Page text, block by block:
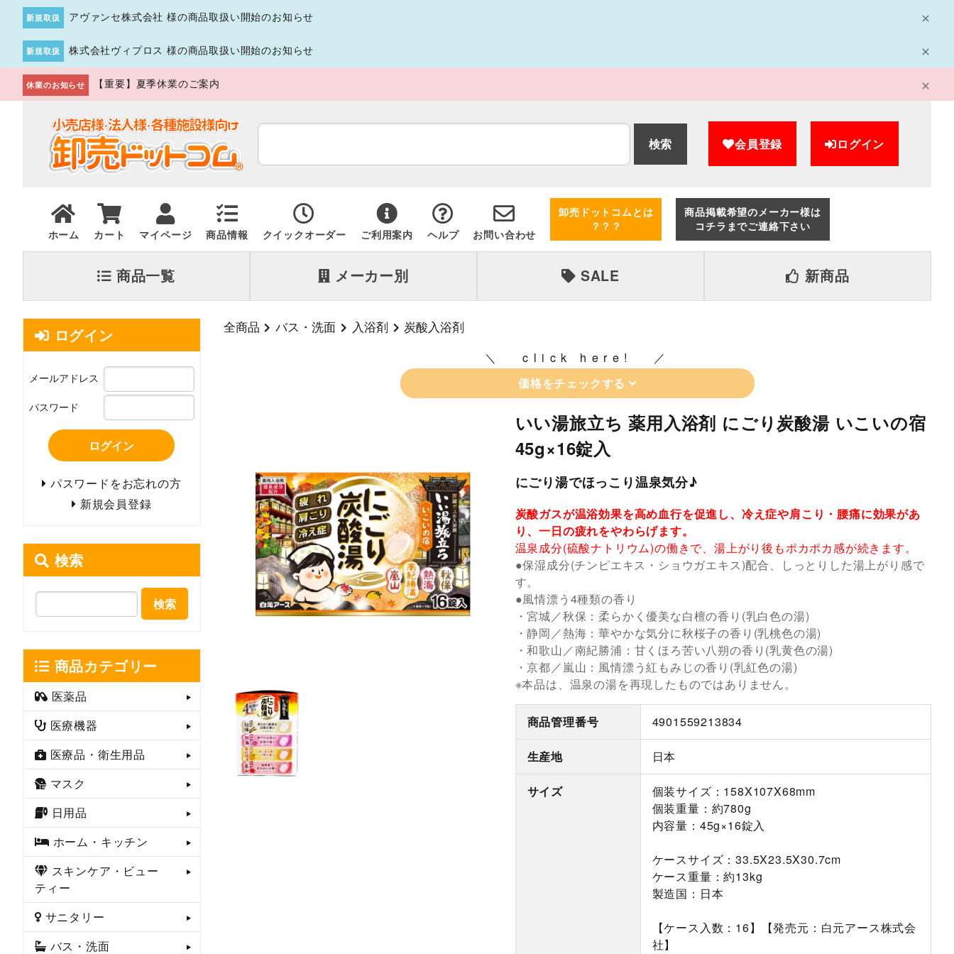
新規取扱 アヴァンセ株式会社 様の商品取扱い開始のお知らせ
新規取扱 株式会社ヴィプロス 様の商品取扱い開始のお知らせ
休業のお知らせ 【重要】夏季休業のご案内
検索 会員登録 ログイン
ホーム カート マイページ 商品情報 クイックオーダー ご利用案内 ヘルプ お問い合わせ
卸売ドットコムとは
？？？
商品掲載希望のメーカー様は
コチラまでご連絡下さい
商品一覧 メーカー別 SALE 新商品
全商品 バス・洗面 入浴剤 炭酸入浴剤
click here!
価格をチェックする
いい湯旅立ち 薬用入浴剤 にごり炭酸湯 いこいの宿
45g×16錠入
にごり湯でほっこり温泉気分♪
炭酸ガスが温浴効果を高め血行を促進し、冷え症や肩こり・腰痛に効果があ
り、一日の疲れをやわらげます。
温泉成分(硫酸ナトリウム)の働きで、湯上がり後もポカポカ感が続きます。
●保湿成分(チンピエキス・ショウガエキス)配合、しっとりした湯上がり感で
す。
●風情漂う4種類の香り
・宮城／秋保：柔らかく優美な白檀の香り(乳白色の湯)
・静岡／熱海：華やかな気分に秋桜子の香り(乳桃色の湯)
・和歌山／南紀勝浦：甘くほろ苦い八朔の香り(乳黄色の湯)
・京都／嵐山：風情漂う紅もみじの香り(乳紅色の湯)
※本品は、温泉の湯を再現したものではありません。
商品管理番号 4901559213834
生産地 日本
サイズ
個装サイズ：158X107X68mm
個装重量：約780g
内容量：45g×16錠入
ケースサイズ：33.5X23.5X30.7cm
ケース重量：約13kg
製造国：日本
【ケース入数：16】【発売元：白元アース株式会
社】
ログイン
メールアドレス
パスワード
ログイン
パスワードをお忘れの方
新規会員登録
検索
検索
商品カテゴリー
医薬品
医療機器
医療品・衛生用品
マスク
日用品
ホーム・キッチン
スキンケア・ビュー
ティー
サニタリー
バス・洗面